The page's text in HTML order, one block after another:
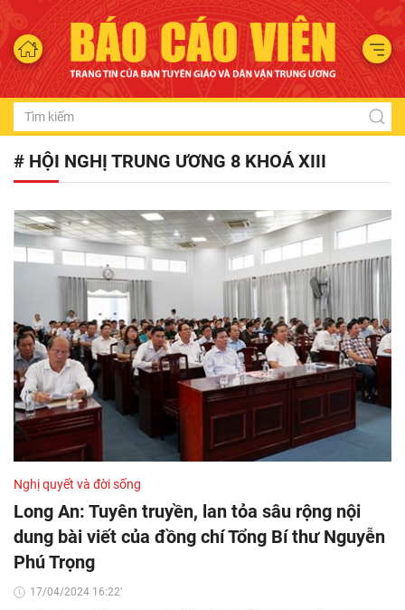
# HỘI NGHỊ TRUNG ƯƠNG 8 KHOÁ XIII
Nghị quyết và đời sống
Long An: Tuyên truyền, lan tỏa sâu rộng nội
dung bài viết của đồng chí Tổng Bí thư Nguyễn
Phú Trọng
17/04/2024 16:22'